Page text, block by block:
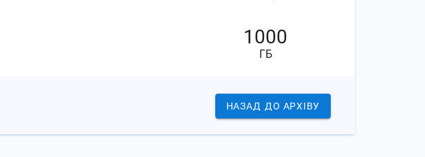
1000
ГБ
НАЗАД ДО АРХІВУ